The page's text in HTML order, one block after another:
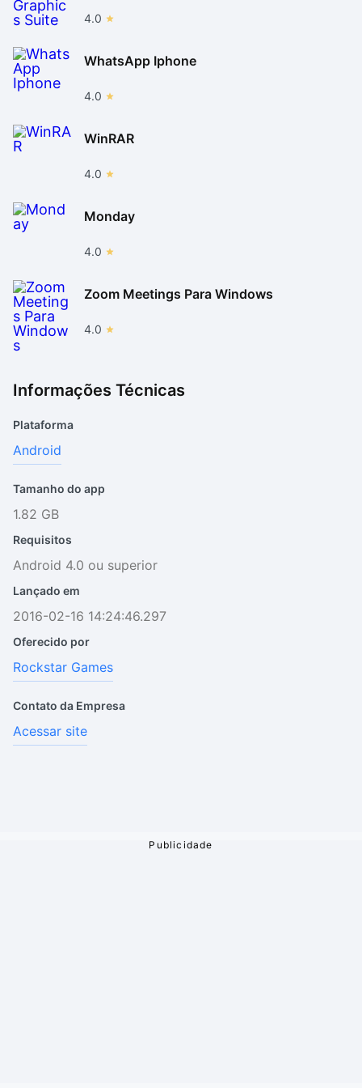
4.0
WhatsApp Iphone
4.0
WinRAR
4.0
Monday
4.0
Zoom Meetings Para Windows
4.0
Informações Técnicas
Plataforma
Android
Tamanho do app
1.82 GB
Requisitos
Android 4.0 ou superior
Lançado em
2016-02-16 14:24:46.297
Oferecido por
Rockstar Games
Contato da Empresa
Acessar site